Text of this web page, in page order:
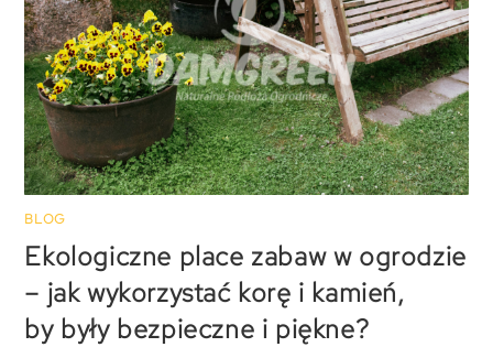
BLOG
Ekologiczne place zabaw w ogrodzie
– jak wykorzystać korę i kamień,
by były bezpieczne i piękne?